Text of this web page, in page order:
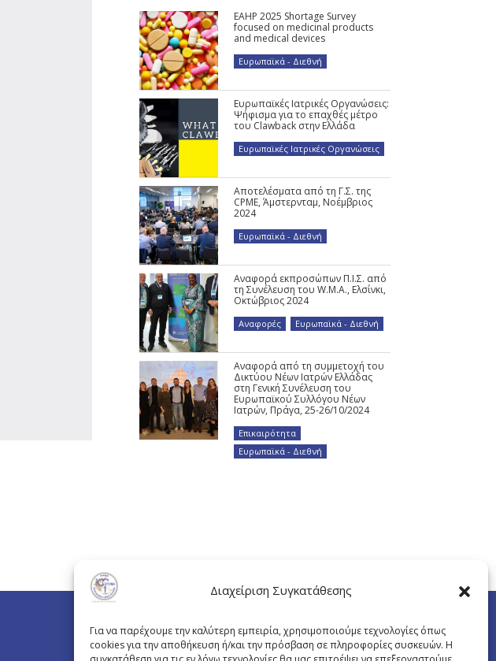
Διαχείριση Συγκατάθεσης
Για να παρέχουμε την καλύτερη εμπειρία, χρησιμοποιούμε τεχνολογίες όπως
cookies για την αποθήκευση ή/και την πρόσβαση σε πληροφορίες συσκευών. Η
EAHP 2025 Shortage Survey
focused on medicinal products
and medical devices
Ευρωπαϊκά - Διεθνή
Ευρωπαϊκές Ιατρικές Οργανώσεις:
Ψήφισμα για το επαχθές μέτρο
του Clawback στην Ελλάδα
Ευρωπαϊκές Ιατρικές Οργανώσεις
Αποτελέσματα από τη Γ.Σ. της
CPME, Άμστερνταμ, Νοέμβριος
2024
Ευρωπαϊκά - Διεθνή
Αναφορά εκπροσώπων Π.Ι.Σ. από
τη Συνέλευση του W.M.A., Ελσίνκι,
Οκτώβριος 2024
Αναφορές Ευρωπαϊκά - Διεθνή
Αναφορά από τη συμμετοχή του
Δικτύου Νέων Ιατρών Ελλάδας
στη Γενική Συνέλευση του
Ευρωπαϊκού Συλλόγου Νέων
Ιατρών, Πράγα, 25-26/10/2024
Επικαιρότητα
Ευρωπαϊκά - Διεθνή